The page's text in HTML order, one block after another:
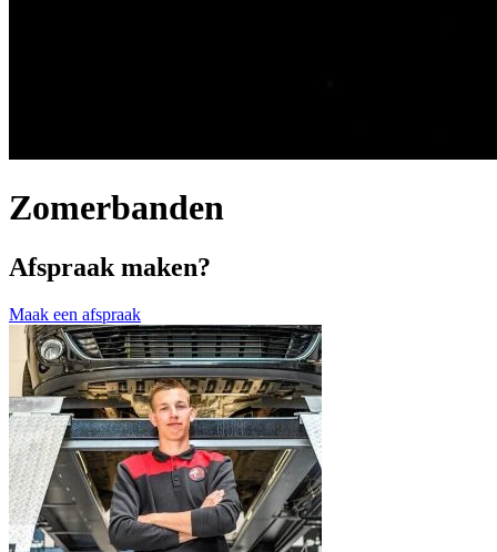
Zomerbanden
Afspraak maken?
Maak een afspraak